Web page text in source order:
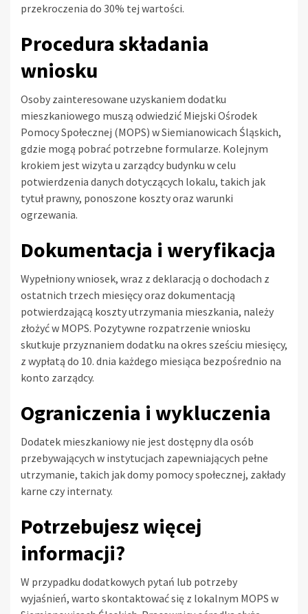
przekroczenia do 30% tej wartości.
Procedura składania
wniosku
Osoby zainteresowane uzyskaniem dodatku
mieszkaniowego muszą odwiedzić Miejski Ośrodek
Pomocy Społecznej (MOPS) w Siemianowicach Śląskich,
gdzie mogą pobrać potrzebne formularze. Kolejnym
krokiem jest wizyta u zarządcy budynku w celu
potwierdzenia danych dotyczących lokalu, takich jak
tytuł prawny, ponoszone koszty oraz warunki
ogrzewania.
Dokumentacja i weryfikacja
Wypełniony wniosek, wraz z deklaracją o dochodach z
ostatnich trzech miesięcy oraz dokumentacją
potwierdzającą koszty utrzymania mieszkania, należy
złożyć w MOPS. Pozytywne rozpatrzenie wniosku
skutkuje przyznaniem dodatku na okres sześciu miesięcy,
z wypłatą do 10. dnia każdego miesiąca bezpośrednio na
konto zarządcy.
Ograniczenia i wykluczenia
Dodatek mieszkaniowy nie jest dostępny dla osób
przebywających w instytucjach zapewniających pełne
utrzymanie, takich jak domy pomocy społecznej, zakłady
karne czy internaty.
Potrzebujesz więcej
informacji?
W przypadku dodatkowych pytań lub potrzeby
wyjaśnień, warto skontaktować się z lokalnym MOPS w